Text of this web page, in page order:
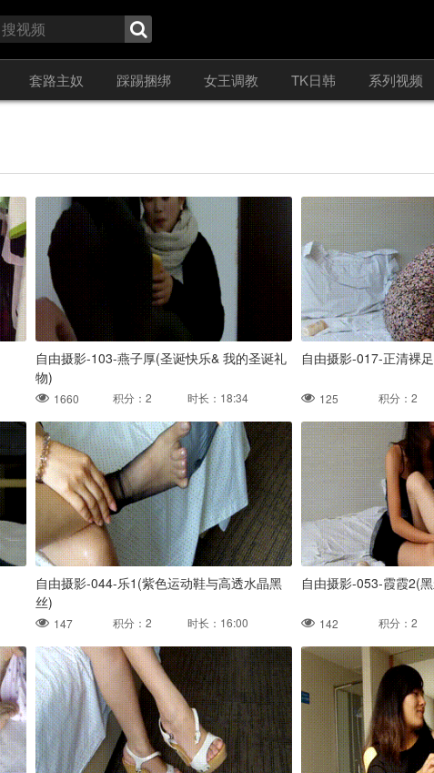
套路主奴 踩踢捆绑 女王调教 TK日韩 系列视频
自由摄影-103-燕子厚(圣诞快乐& 我的圣诞礼
物)
1660 积分：2 时长：18:34
自由摄影-017-正清裸
125 积分：2
自由摄影-044-乐1(紫色运动鞋与高透水晶黑
丝)
147 积分：2 时长：16:00
自由摄影-053-霞霞2(
142 积分：2